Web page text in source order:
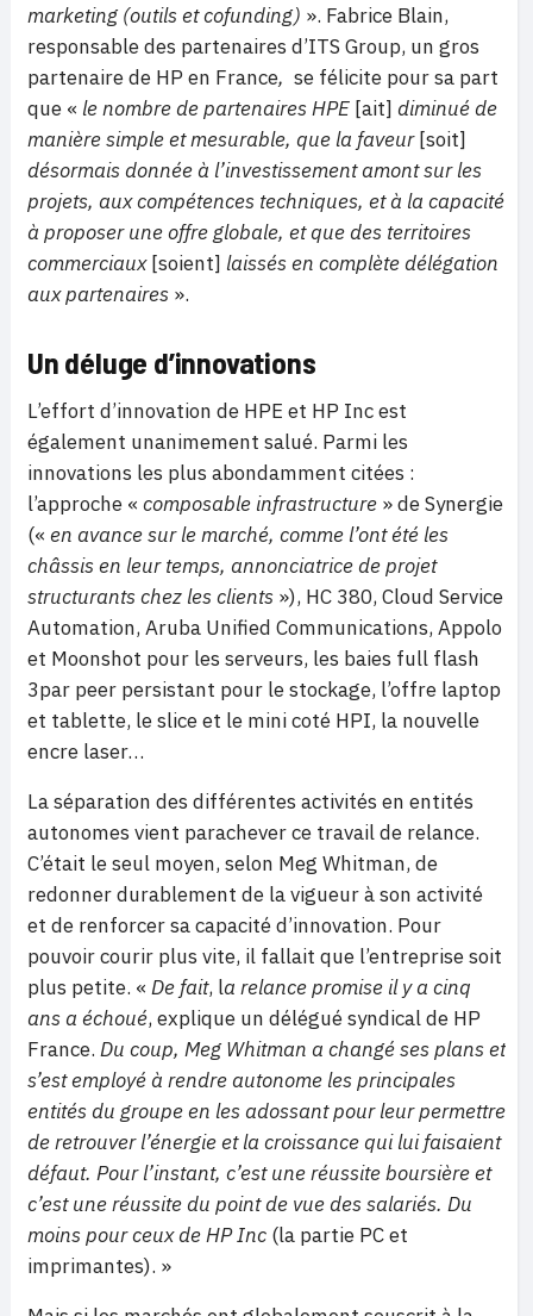
marketing (outils et cofunding) ». Fabrice Blain,
responsable des partenaires d’ITS Group, un gros
partenaire de HP en France, se félicite pour sa part
que « le nombre de partenaires HPE [ait] diminué de
manière simple et mesurable, que la faveur[soit]
désormais donnée à l’investissement amont sur les
projets, aux compétences techniques, et à la capacité
à proposer une offre globale, et que des territoires
commerciaux[soient] laissés en complète délégation
aux partenaires ».
Un déluge d’innovations
L’effort d’innovation de HPE et HP Inc est
également unanimement salué. Parmi les
innovations les plus abondamment citées :
l’approche « composable infrastructure » de Synergie
(« en avance sur le marché, comme l’ont été les
châssis en leur temps, annonciatrice de projet
structurants chez les clients »), HC 380, Cloud Service
Automation, Aruba Unified Communications, Appolo
et Moonshot pour les serveurs, les baies full flash
3par peer persistant pour le stockage, l’offre laptop
et tablette, le slice et le mini coté HPI, la nouvelle
encre laser…
La séparation des différentes activités en entités
autonomes vient parachever ce travail de relance.
C’était le seul moyen, selon Meg Whitman, de
redonner durablement de la vigueur à son activité
et de renforcer sa capacité d’innovation. Pour
pouvoir courir plus vite, il fallait que l’entreprise soit
plus petite. « De fait, la relance promise il y a cinq
ans a échoué, explique un délégué syndical de HP
France. Du coup, Meg Whitman a changé ses plans et
s’est employé à rendre autonome les principales
entités du groupe en les adossant pour leur permettre
de retrouver l’énergie et la croissance qui lui faisaient
défaut. Pour l’instant, c’est une réussite boursière et
c’est une réussite du point de vue des salariés. Du
moins pour ceux de HP Inc (la partie PC et
imprimantes). »